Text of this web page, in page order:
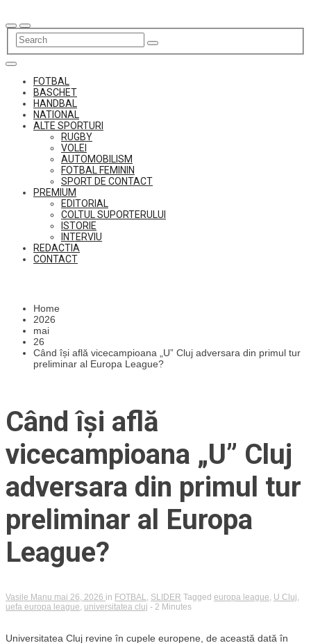
to
content
FOTBAL
BASCHET
HANDBAL
NATIONAL
ALTE SPORTURI
RUGBY
VOLEI
AUTOMOBILISM
FOTBAL FEMININ
SPORT DE CONTACT
PREMIUM
EDITORIAL
COLTUL SUPORTERULUI
ISTORIE
INTERVIU
REDACTIA
CONTACT
Home
2026
mai
26
Când își află vicecampioana „U” Cluj adversara din primul tur
preliminar al Europa League?
Când își află
vicecampioana „U” Cluj
adversara din primul tur
preliminar al Europa
League?
Vasile Manu mai 26, 2026 in FOTBAL SLIDER Tagged europa league U Cluj
uefa europa league universitatea cluj - 2 Minutes
Universitatea Cluj revine în cupele europene, de această dată în